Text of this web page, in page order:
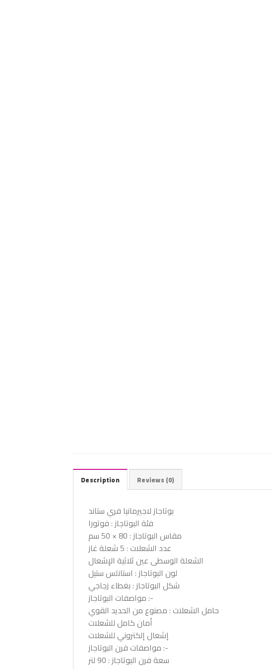
Description Reviews (0)
بوتاجاز لاجيرمانيا فري ستاند
فئة البوتاجاز : فوتورا
مقاس البوتاجاز : 80 × 50 سم
عدد الشعلات : 5 شعلة غاز
الشعلة الوسطى عين ثلاثية الإشعال
لون البوتاجاز : استانلس ستيل
شكل البوتاجاز : بغطاء زجاجي
مواصفات البوتاجاز :-
حامل الشعلات : مصنوع من الحديد القوي
أمان كامل للشعلات
إشعال إلكتروني للشعلات
مواصفات فرن البوتاجاز :-
سعة فرن البوتاجاز : 90 لتر